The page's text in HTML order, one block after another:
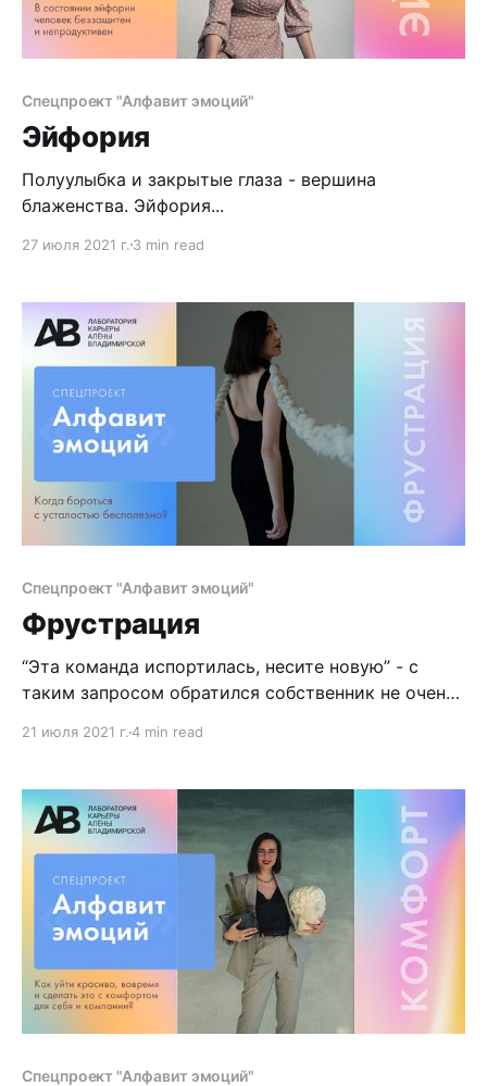
Спецпроект "Алфавит эмоций"
Эйфория
Полуулыбка и закрытые глаза - вершина
блаженства. Эйфория...
27 июля 2021 г. 3 min read
Спецпроект "Алфавит эмоций"
Фрустрация
“Эта команда испортилась, несите новую” - с
таким запросом обратился собственник не очень
21 июля 2021 г. 4 min read
Спецпроект "Алфавит эмоций"